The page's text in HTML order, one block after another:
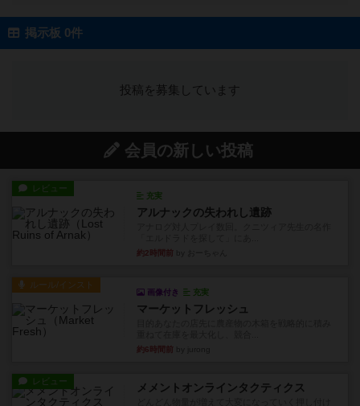
掲示板 0件
投稿を募集しています
会員の新しい投稿
レビュー
充実
アルナックの失われし遺跡
約2時間前
ルール/インスト
画像付き 充実
マーケットフレッシュ
約6時間前
レビュー メメントオンラインタクティクス